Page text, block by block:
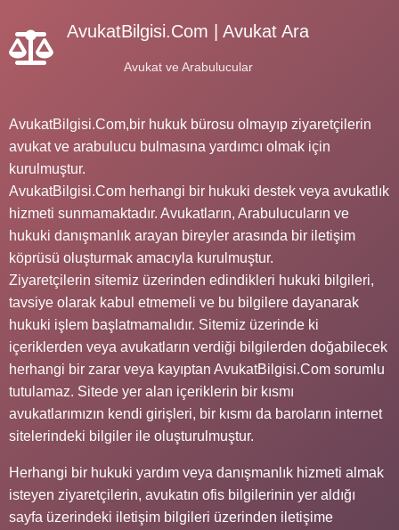
AvukatBilgisi.Com | Avukat Ara
Avukat ve Arabulucular
AvukatBilgisi.Com,bir hukuk bürosu olmayıp ziyaretçilerin
avukat ve arabulucu bulmasına yardımcı olmak için
kurulmuştur.
AvukatBilgisi.Com herhangi bir hukuki destek veya avukatlık
hizmeti sunmamaktadır. Avukatların, Arabulucuların ve
hukuki danışmanlık arayan bireyler arasında bir iletişim
köprüsü oluşturmak amacıyla kurulmuştur.
Ziyaretçilerin sitemiz üzerinden edindikleri hukuki bilgileri,
tavsiye olarak kabul etmemeli ve bu bilgilere dayanarak
hukuki işlem başlatmamalıdır. Sitemiz üzerinde ki
içeriklerden veya avukatların verdiği bilgilerden doğabilecek
herhangi bir zarar veya kayıptan AvukatBilgisi.Com sorumlu
tutulamaz. Sitede yer alan içeriklerin bir kısmı
avukatlarımızın kendi girişleri, bir kısmı da baroların internet
sitelerindeki bilgiler ile oluşturulmuştur.
Herhangi bir hukuki yardım veya danışmanlık hizmeti almak
isteyen ziyaretçilerin, avukatın ofis bilgilerinin yer aldığı
sayfa üzerindeki iletişim bilgileri üzerinden iletişime